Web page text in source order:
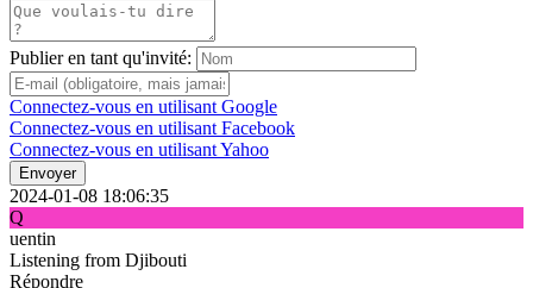
Publier en tant qu'invité:
Connectez-vous en utilisant Google
Connectez-vous en utilisant Facebook
Connectez-vous en utilisant Yahoo
Envoyer
2024-01-08 18:06:35
Q
uentin
Listening from Djibouti
Répondre